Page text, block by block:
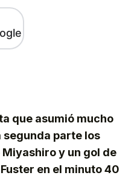
que asumió mucho
segunda parte los
y un gol de
en el minuto 40